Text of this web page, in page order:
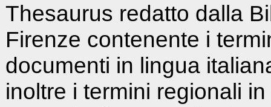
Thesaurus redatto dalla
Firenze contenente i
documenti in lingua
inoltre i termini regionali